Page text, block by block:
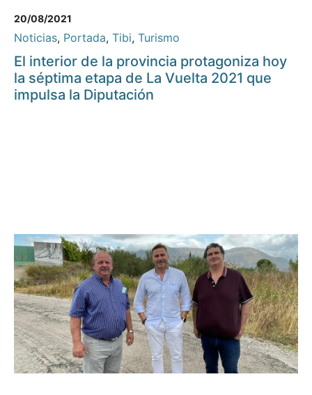
20/08/2021
Noticias, Portada, Tibi, Turismo
El interior de la provincia protagoniza hoy
la séptima etapa de La Vuelta 2021 que
impulsa la Diputación